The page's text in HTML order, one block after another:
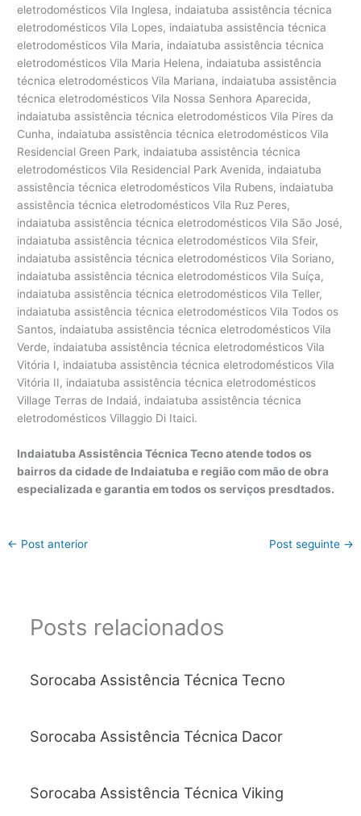
Indaiatuba Assistência Técnica Tecno atende todos os
bairros da cidade de Indaiatuba e região com mão de obra
especializada e garantia em todos os serviços presdtados.
← Post anterior Post seguinte →
Posts relacionados
Sorocaba Assistência Técnica Tecno
Sorocaba Assistência Técnica Dacor
Sorocaba Assistência Técnica Viking